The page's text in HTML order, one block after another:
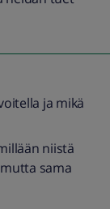
ja mikä
niistä
sama